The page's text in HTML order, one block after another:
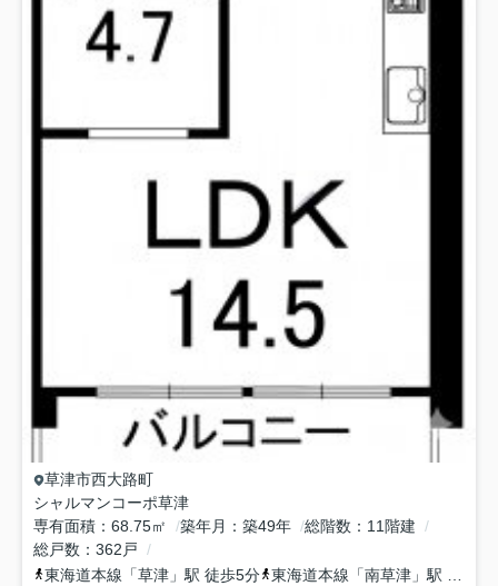
草津市西大路町
シャルマンコーポ草津
専有面積
68.75㎡ 築年月 築49年 総階数
11階建
総戸数
362戸
東海道本線 「草津 」駅 徒歩5分 東海道本線 「南草津 」駅 徒歩35分車6分 3.0km